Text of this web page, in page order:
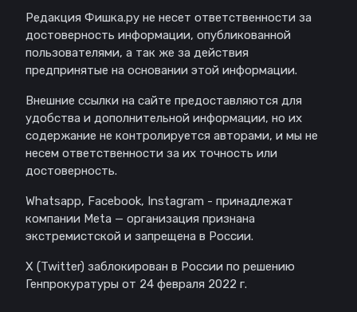
Редакция Фишка.ру не несет ответственности за
достоверность информации, опубликованной
пользователями, а так же за действия
предпринятые на основании этой информации.
Внешние ссылки на сайте предоставляются для
удобства и дополнительной информации, но их
содержание не контролируется авторами, и мы не
несем ответственности за их точность или
достоверность.
Whatsapp, Facebook, Instagram - принадлежат
компании Meta — организация признана
экстремистской и запрещена в России.
X (Twitter) заблокирован в России по решению
Генпрокуратуры от 24 февраля 2022 г.